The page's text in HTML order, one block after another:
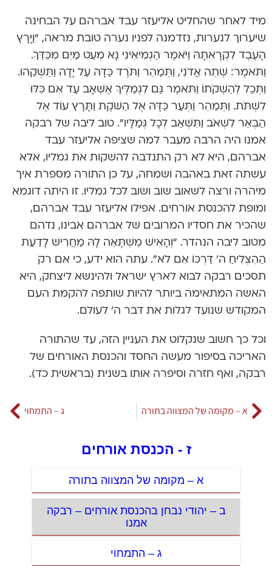
מיד לאחר שהחליט אליעזר עבד אברהם על הבחינה
שיערוך לנערות, נזדמנה לפניו נערה טובת מראה, “וַיָּרָץ
הָעֶבֶד לִקְרָאתָהּ וַיֹּאמֶר הַגְמִיאִינִי נָא מְעַט מַיִם מִכַּדֵּךְ.
וַתֹּאמֶר: שְׁתֵה אֲדֹנִי, וַתְּמַהֵר וַתֹּרֶד כַּדָּהּ עַל יָדָהּ וַתַּשְׁקֵהוּ.
וַתְּכַל לְהַשְׁקֹתוֹ וַתֹּאמֶר גַּם לִגְמַלֶּיךָ אֶשְׁאָב עַד אִם כִּלּוּ
לִשְׁתֹּת. וַתְּמַהֵר וַתְּעַר כַּדָּהּ אֶל הַשֹּׁקֶת וַתָּרָץ עוֹד אֶל
הַבְּאֵר לִשְׁאֹב וַתִּשְׁאַב לְכָל גְּמַלָּיו”. טוב ליבה של רבקה
אמנו היה הרבה מעבר למה שציפה אליעזר עבד
אברהם, היא לא רק התנדבה להשקות את גמליו, אלא
עשתה זאת באהבה ושמחה, על כן התורה מספרת איך
מיהרה ורצה לשאוב שוב ושוב לכל גמליו. זו היתה דוגמא
ומופת להכנסת אורחים. אפילו אליעזר עבד אברהם,
שהכיר את חסדיו המרובים של אברהם אבינו, נדהם
מטוב ליבה הנהדר. “וְהָאִישׁ מִשְׁתָּאֵה לָהּ מַחֲרִישׁ לָדַעַת
הַהִצְלִיחַ ה’ דַּרְכּוֹ אִם לֹא”. עתה הוא ידע, כי אם רק
תסכים רבקה לבוא לארץ ישראל ולהינשא ליצחק, היא
האשה המתאימה ביותר להיות שותפה להקמת העם
המקודש שנועד לגלות את דבר ה’ לעולם.
וכל כך חשוב שנקלוט את העניין הזה, עד שהתורה
האריכה בסיפור מעשה החסד והכנסת האורחים של
רבקה, ואף חזרה וסיפרה אותו בשנית (בראשית כד).
א – מקומה של המצווה בתורה ג – התמחוי
ז - הכנסת אורחים
א – מקומה של המצווה בתורה
ב – יהודי נבחן בהכנסת אורחים – רבקה
אמנו
ג – התמחוי